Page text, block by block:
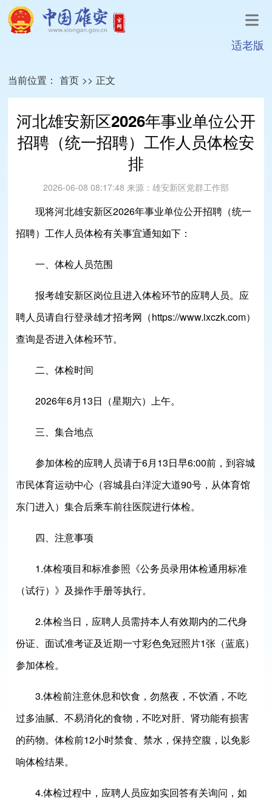
适老版
当前位置： 首页 >> 正文
河北雄安新区2026年事业单位公开
招聘（统一招聘）工作人员体检安
排
2026-06-08 08:17:48 来源： 雄安新区党群工作部
现将河北雄安新区2026年事业单位公开招聘（统一
招聘）工作人员体检有关事宜通知如下：
一、体检人员范围
报考雄安新区岗位且进入体检环节的应聘人员。应
聘人员请自行登录雄才招考网（https://www.ixczk.com）
查询是否进入体检环节。
二、体检时间
2026年6月13日（星期六）上午。
三、集合地点
参加体检的应聘人员请于6月13日早6:00前，到容城
市民体育运动中心（容城县白洋淀大道90号，从体育馆
东门进入）集合后乘车前往医院进行体检。
四、注意事项
1.体检项目和标准参照《公务员录用体检通用标准
（试行）》及操作手册等执行。
2.体检当日，应聘人员需持本人有效期内的二代身
份证、面试准考证及近期一寸彩色免冠照片1张（蓝底）
参加体检。
3.体检前注意休息和饮食，勿熬夜，不饮酒，不吃
过多油腻、不易消化的食物，不吃对肝、肾功能有损害
的药物。体检前12小时禁食、禁水，保持空腹，以免影
响体检结果。
4.体检过程中，应聘人员应如实回答有关询问，如